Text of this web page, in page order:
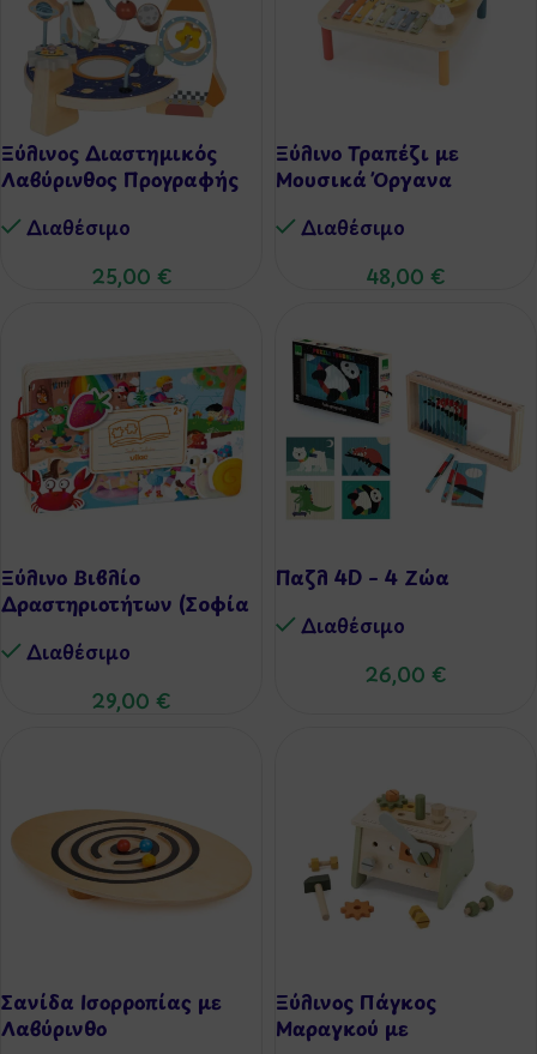
Ξύλινος Διαστημικός
Λαβύρινθος Προγραφής
Διαθέσιμo
25,00 €
Ξύλινο Τραπέζι με
Μουσικά Όργανα
Διαθέσιμo
48,00 €
Ξύλινο Βιβλίο
Δραστηριοτήτων (Σοφία
Διαθέσιμo
29,00 €
Παζλ 4D – 4 Ζώα
Διαθέσιμo
26,00 €
Σανίδα Ισορροπίας με
Λαβύρινθο
Ξύλινος Πάγκος
Μαραγκού με